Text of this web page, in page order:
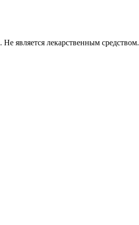
является лекарственным средством.